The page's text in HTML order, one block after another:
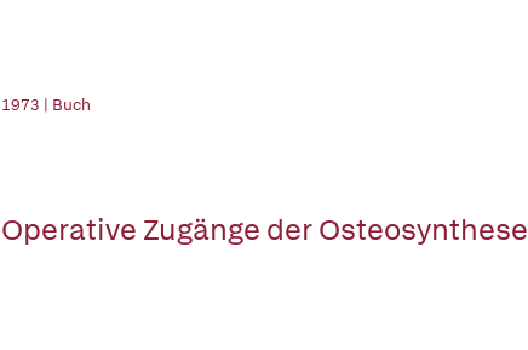
1973 | Buch
Operative Zugänge der Osteosynthese